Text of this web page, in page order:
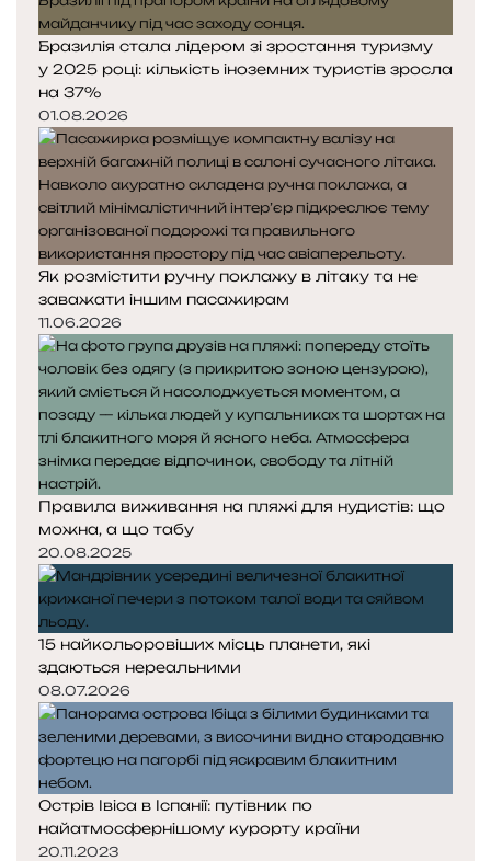
Бразилія стала лідером зі зростання туризму
у 2025 році: кількість іноземних туристів зросла
на 37%
01.08.2026
Як розмістити ручну поклажу в літаку та не
заважати іншим пасажирам
11.06.2026
Правила виживання на пляжі для нудистів: що
можна, а що табу
20.08.2025
15 найкольоровіших місць планети, які
здаються нереальними
08.07.2026
Острів Івіса в Іспанії: путівник по
найатмосфернішому курорту країни
20.11.2023